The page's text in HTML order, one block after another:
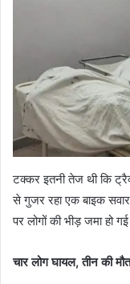
टक्कर इतनी तेज थी कि
से गुजर रहा एक बाइक
पर लोगों की भीड़ जमा हो
चार लोग घायल, तीन की मौत